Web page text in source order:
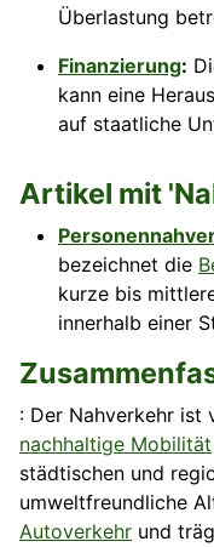
Überlastung
Finanzierung:
kann eine
auf staatliche
Artikel mit
bezeichnet die
kurze bis
innerhalb einer
: Der Nahverkehr ist
nachhaltige Mobilität
städtischen und
umweltfreundliche
Autoverkehr und